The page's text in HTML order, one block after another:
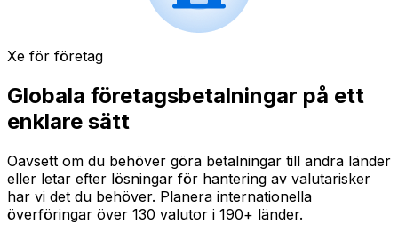
Xe för företag
Globala företagsbetalningar på ett
enklare sätt
Oavsett om du behöver göra betalningar till andra länder
eller letar efter lösningar för hantering av valutarisker
har vi det du behöver. Planera internationella
överföringar över 130 valutor i 190+ länder.